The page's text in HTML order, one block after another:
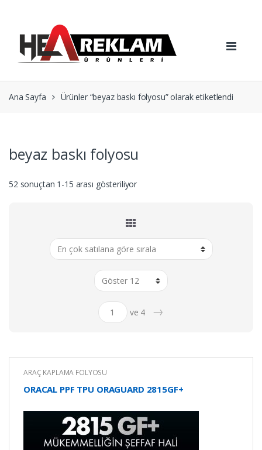
navigation
content
Ana Sayfa Ürünler “beyaz baskı folyosu” olarak etiketlendi
beyaz baskı folyosu
52 sonuçtan 1-15 arası gösteriliyorPopülerliğe
ve 4 →
ARAÇ KAPLAMA FOLYOSU
ORACAL PPF TPU ORAGUARD 2815GF+